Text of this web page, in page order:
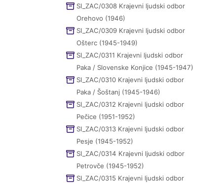
SI_ZAC/0308 Krajevni ljudski odbor
Orehovo (1946)
SI_ZAC/0309 Krajevni ljudski odbor
Ošterc (1945-1949)
SI_ZAC/0311 Krajevni ljudski odbor
Paka / Slovenske Konjice (1945-1947)
SI_ZAC/0310 Krajevni ljudski odbor
Paka / Šoštanj (1945-1946)
SI_ZAC/0312 Krajevni ljudski odbor
Pečice (1951-1952)
SI_ZAC/0313 Krajevni ljudski odbor
Pesje (1945-1952)
SI_ZAC/0314 Krajevni ljudski odbor
Petrovče (1945-1952)
SI_ZAC/0315 Krajevni ljudski odbor